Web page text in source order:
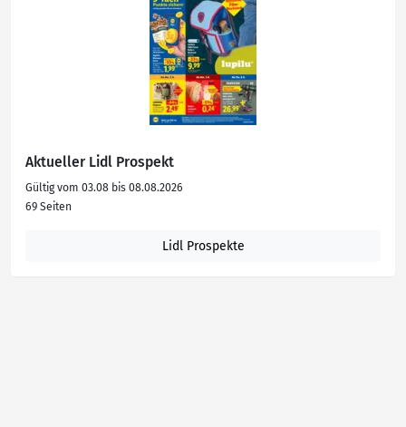
Aktueller Lidl Prospekt
Gültig vom 03.08 bis 08.08.2026
69 Seiten
Lidl Prospekte